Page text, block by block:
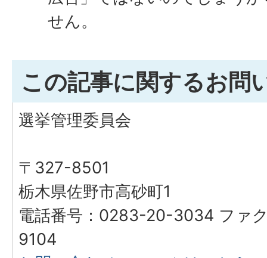
せん。
この記事に関するお問
選挙管理委員会
〒327-8501
栃木県佐野市高砂町1
電話番号：0283-20-3034 ファ
9104